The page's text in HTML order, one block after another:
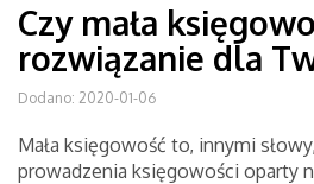
Czy mała
rozwiązanie dla
Dodano: 2020-01-06
Mała księgowość to, innymi
prowadzenia księgowości oparty